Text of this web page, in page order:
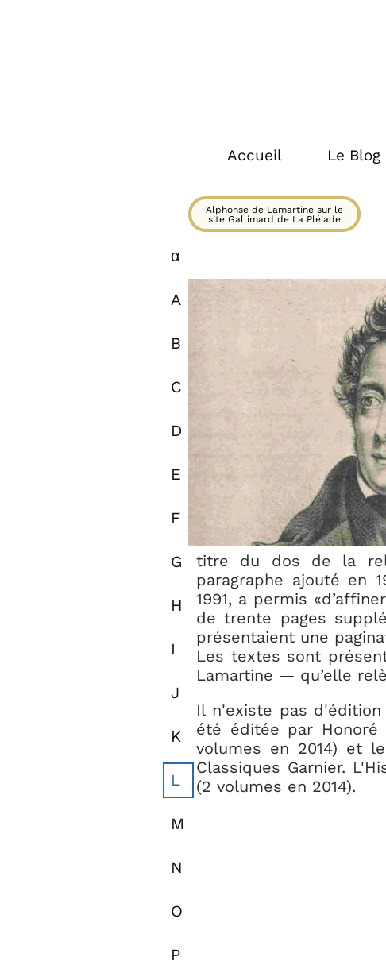
α
A
B
C
D
E
F
G
H
I
J
K
L
M
N
O
P
Accueil Le Blog
Alphonse de Lamartine sur le
site Gallimard de La Pléiade
titre du dos de la
paragraphe ajouté en
1991, a permis
de trente pages
présentaient une
Les textes sont
Lamartine — qu’elle
Il n'existe pas
été éditée par Honoré
volumes en 2014) et
Classiques Garnier.
(2 volumes en 2014).